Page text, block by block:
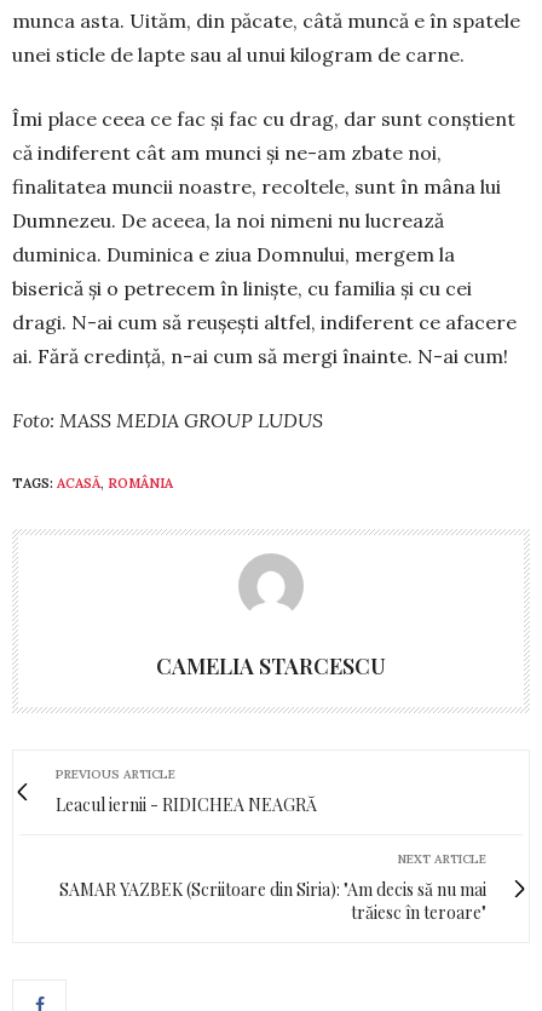
munca asta. Uităm, din păcate, câtă muncă e în spatele
unei sticle de lapte sau al unui kilogram de carne.
Îmi place ceea ce fac și fac cu drag, dar sunt conștient
că indiferent cât am munci și ne-am zbate noi,
finalitatea muncii noastre, recoltele, sunt în mâ­na lui
Dumnezeu. De aceea, la noi nimeni nu lu­crează
duminica. Duminica e ziua Domnului, mer­gem la
biserică și o petrecem în liniște, cu familia și cu cei
dragi. N-ai cum să reușești altfel, indiferent ce afacere
ai. Fără credință, n-ai cum să mergi îna­inte. N-ai cum!
Foto: MASS MEDIA GROUP LUDUS
TAGS: ACASĂ, ROMÂNIA
CAMELIA STARCESCU
PREVIOUS ARTICLE
Leacul iernii - RIDICHEA NEAGRĂ
NEXT ARTICLE
SAMAR YAZBEK (Scriitoare din Siria): "Am decis să nu mai
trăiesc în teroare"